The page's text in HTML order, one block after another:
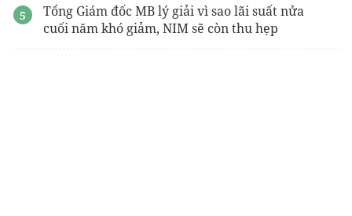
Tổng Giám đốc MB lý giải vì sao lãi suất nửa
cuối năm khó giảm, NIM sẽ còn thu hẹp